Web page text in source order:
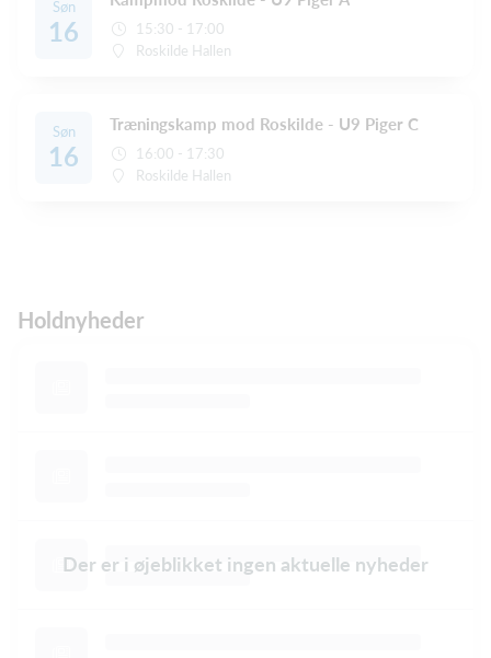
Søn
16
15:30 - 17:00
Roskilde Hallen
Søn
16
Træningskamp mod Roskilde - U9 Piger C
16:00 - 17:30
Roskilde Hallen
Holdnyheder
Der er i øjeblikket ingen aktuelle nyheder